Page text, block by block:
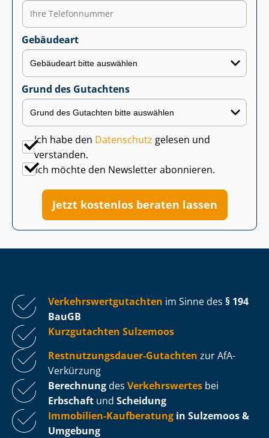
Gebäudeart
Grund des Gutachtens
Ich habe den Datenschutz gelesen und
verstanden.
Ich möchte den Newsletter abonnieren.
Jetzt kostenlos beraten lassen
Ver­kehrs­wert­gut­ach­ten im Sinne des § 194
BauGB
Kurzgutachten Sulzemoos
Rest­nut­zungs­dau­er-Gutachten zur AfA-
Verkürzung
Berechnung des Verkehrswertes bei
Erbschaft und Scheidung
Immobilien-Kaufberatung in Sulzemoos &
Umgebung